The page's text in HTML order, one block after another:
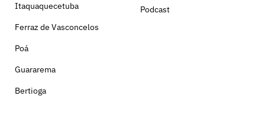
Itaquaquecetuba
Ferraz de Vasconcelos
Poá
Guararema
Bertioga
Podcast